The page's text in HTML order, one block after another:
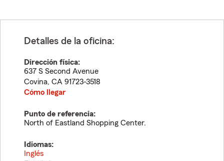
Detalles de la oficina:
Dirección física:
637 S Second Avenue
Covina, CA 91723-3518
Cómo llegar
Punto de referencia:
North of Eastland Shopping Center.
Idiomas:
Inglés